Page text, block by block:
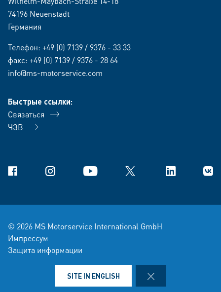
74196 Neuenstadt
Германия
Телефон: +49 (0) 7139 / 9376 - 33 33
факс: +49 (0) 7139 / 9376 - 28 64
info@ms-motorservice.com
Быстрые ссылки:
Связаться
ЧЗВ
Facebook Instagram YouTube X Linkedin В
© 2026 MS Motorservice International GmbH
Импрессум
Защита информации
Правовая оговоркаSITE IN ENGLISH CLOSE